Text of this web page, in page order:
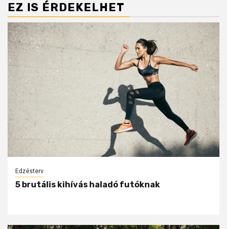
EZ IS ÉRDEKELHET
Edzésterv
5 brutális kihívás haladó futóknak